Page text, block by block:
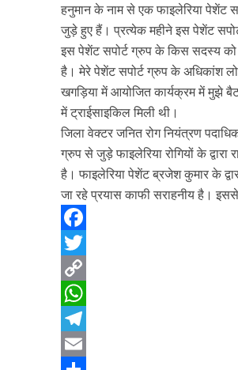
हनुमान के नाम से एक फाइलेरिया पेशेंट
जुड़े हुए हैं। प्रत्येक महीने इस पेशेंट
इस पेशेंट सपोर्ट ग्रुप के किस सदस्य
है। मेरे पेशेंट सपोर्ट ग्रुप के अधिकांश
खगड़िया में आयोजित कार्यक्रम में मुझे
में ट्राईसाइकिल मिली थी।
जिला वेक्टर जनित रोग नियंत्रण
ग्रुप से जुड़े फाइलेरिया रोगियों के
है। फाइलेरिया पेशेंट ब्रजेश कुमार के
जा रहे प्रयास काफी सराहनीय है।
F
a
c
e
b
T
w
t
C
o
p
W
h
T